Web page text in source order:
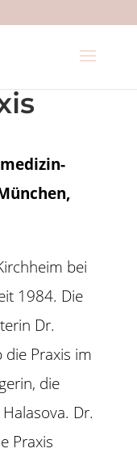
bei
1984. Die
Dr.
Praxis im
die
Dr.
Praxis